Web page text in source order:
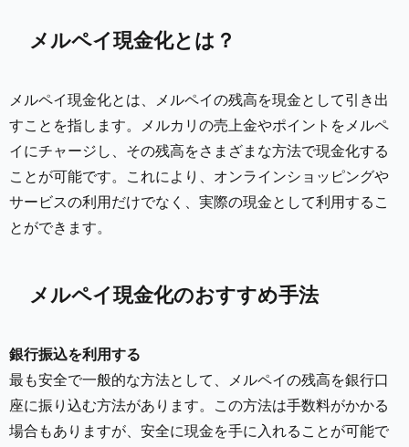
メルペイ現金化とは？
メルペイ現金化とは、メルペイの残高を現金として引き出
すことを指します。メルカリの売上金やポイントをメルペ
イにチャージし、その残高をさまざまな方法で現金化する
ことが可能です。これにより、オンラインショッピングや
サービスの利用だけでなく、実際の現金として利用するこ
とができます。
メルペイ現金化のおすすめ手法
銀行振込を利用する
最も安全で一般的な方法として、メルペイの残高を銀行口
座に振り込む方法があります。この方法は手数料がかかる
場合もありますが、安全に現金を手に入れることが可能で